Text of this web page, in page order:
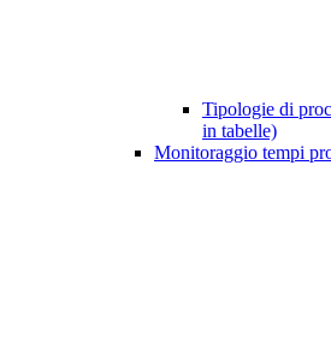
Tipologie di
in tabelle)
Monitoraggio tempi